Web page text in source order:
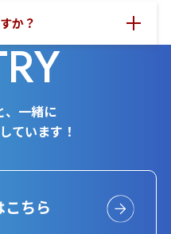
か？
、一緒に
ています！
ちら